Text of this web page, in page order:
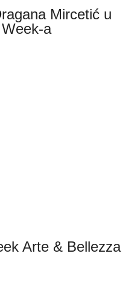
Mircetić u
a
Arte & Bellezza